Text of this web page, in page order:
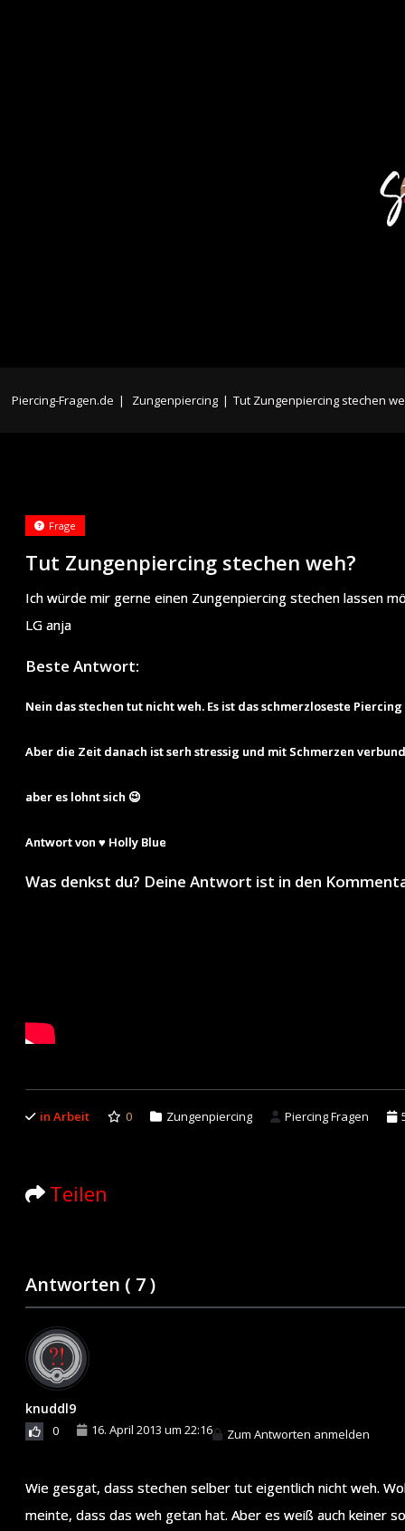
Piercing-Fragen.de | Zungenpiercing | Tut Zungenpiercing stechen
Tut Zungenpiercing stechen weh?
Frage
Ich würde mir gerne einen Zungenpiercing stechen lassen
LG anja
Beste Antwort:
Nein das stechen tut nicht weh. Es ist das schmerzloseste
Aber die Zeit danach ist serh stressig und mit Schmerzen
aber es lohnt sich 😉
Antwort von ♥ Holly Blue
Was denkst du? Deine Antwort ist in den
in Arbeit 0 Zungenpiercing Piercing Fragen
Teilen
Antworten ( 7)
knuddl9
0 16. April 2013 um 22:16 Zum Antworten anmelden
Wie gesgat, dass stechen selber tut eigentlich nicht weh.
meinte, dass das weh getan hat. Aber es weiß auch keiner